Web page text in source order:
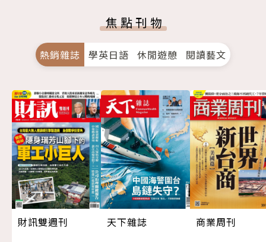
焦點刊物
熱銷雜誌 學英日語 休閒遊憩 閱讀藝文
財訊雙週刊
天下雜誌
商業周刊